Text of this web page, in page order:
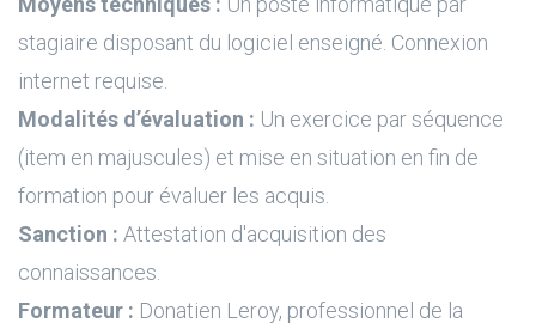
stagiaire disposant du logiciel enseigné. Connexion
internet requise.
Modalités d’évaluation : Un exercice par séquence
(item en majuscules) et mise en situation en fin de
formation pour évaluer les acquis.
Sanction : Attestation d'acquisition des
connaissances.
Formateur : Donatien Leroy, professionnel de la